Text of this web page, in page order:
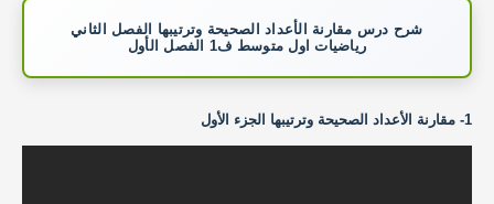
شرح درس مقارنة الأعداد الصحيحة وترتيبها الفصل الثاني
رياضيات اول متوسط ف1 الفصل الأول
1- مقارنة الأعداد الصحيحة وترتيبها الجزء الأول